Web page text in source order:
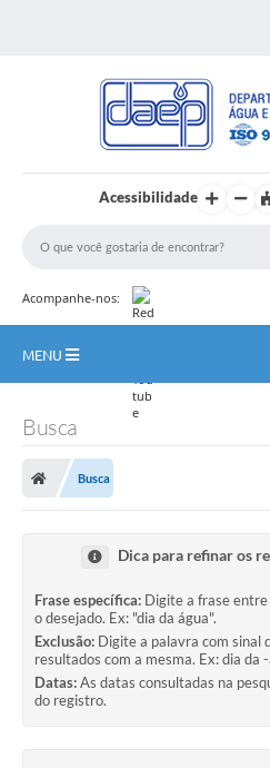
Acessibilidade
Acompanhe-nos:
MENU
Transparência
Comunicação
Contato
Carta de Serviços
Galeria de Fotos
Ouvidoria
Busca
Busca
Dica para refinar os
Frase específica: Digite a frase
o desejado. Ex: "dia da água".
Exclusão: Digite a palavra com sinal
resultados com a mesma. Ex: dia da
Datas:As datas consultadas na
do registro.